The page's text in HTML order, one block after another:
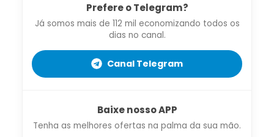
Prefere o Telegram?
Já somos mais de 112 mil economizando todos os
dias no canal.
Canal Telegram
Baixe nosso APP
Tenha as melhores ofertas na palma da sua mão.